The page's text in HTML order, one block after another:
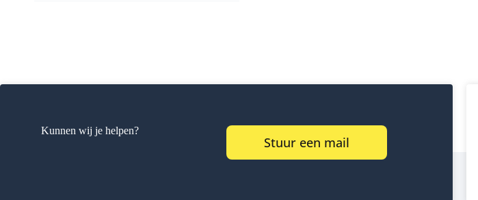
Kunnen wij je helpen?
Stuur een mail